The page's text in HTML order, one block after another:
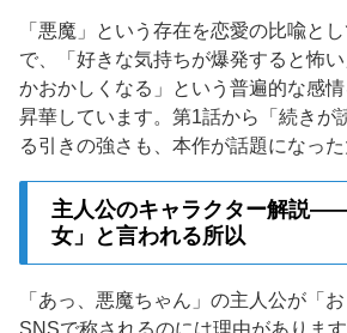
「悪魔」という存在を恋愛の比喩と
で、「好きな気持ちが爆発すると怖
かおかしくなる」という普遍的な感
昇華しています。第1話から「続きが
る引きの強さも、本作が話題になった
主人公のキャラクター解説
女」と言われる所以
「あっ、悪魔ちゃん」の主人公が「
SNSで称されるのには理由がありま